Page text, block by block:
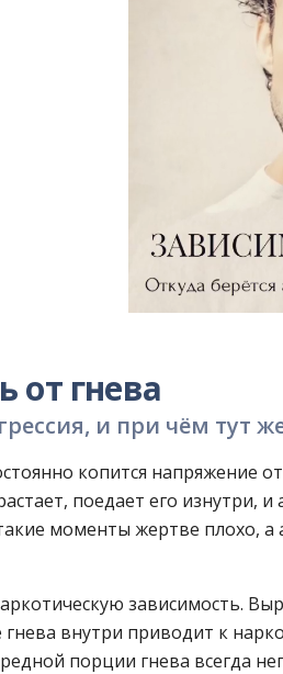
от гнева
и при чём тут
копится напряжение
поедает его
моменты жертве плохо,
зависимость.
внутри приводит к
порции гнева всегда